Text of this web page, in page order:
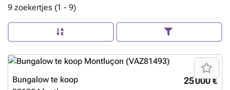
9 zoekertjes (1 - 9)
25 000 €
Bungalow te koop